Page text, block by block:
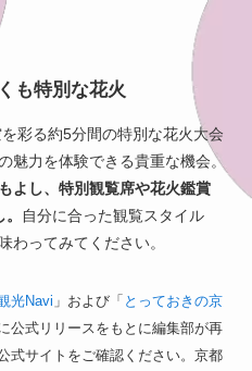
も特別な花火
彩る約5分間の特別な花火大会
魅力を体験できる貴重な機会。
よし、特別観覧席や花火鑑賞
自分に合った観覧スタイル
わってみてください。
光Navi 」および「 とっておきの京
公式リリースをもとに編集部が再
式サイトをご確認ください。京都